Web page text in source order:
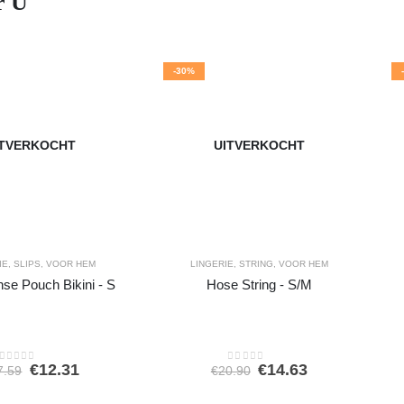
,SLIPS ,VOOR HEM
Pouch Bikini - S
out of 5Oorspronkelijke
€12.31Huidige
-30%
UITVERKOCHT
LINGERIE STRING VOOR HEM
Hose String - S/M
0out of 5
€20.90 Oorspronkelijke
€14.63Huidige